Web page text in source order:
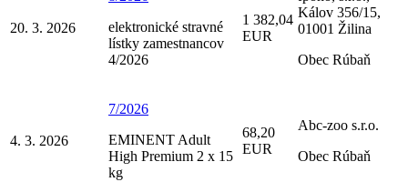
20. 3. 2026
elektronické stravné
lístky zamestnancov
4/2026
1 382,04
EUR
Kálov 356/15,
01001 Žilina
Obec Rúbaň
4. 3. 2026
7/2026
EMINENT Adult
High Premium 2 x 15
kg
68,20
EUR
Abc-zoo s.r.o.
Obec Rúbaň